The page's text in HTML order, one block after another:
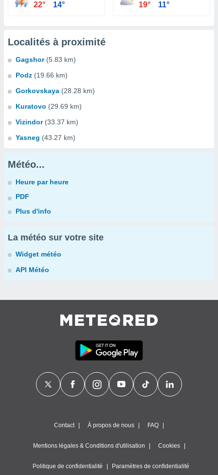
22° 14° 19° 11°
Localités à proximité
Gagshor (5.83 km)
Podz (19.66 km)
Gorkovskaya (28.28 km)
Kuratovo (29.69 km)
Vizindor (33.37 km)
Yasneg (43.27 km)
Météo...
Heure par heure
PDF
Plus d'info
La météo sur votre site
Widget météo
API Météo
Contact À propos de nous FAQ
Mentions légales & Conditions d'utilisation Cookies
Politique de confidentialité Paramètres de confidentialité